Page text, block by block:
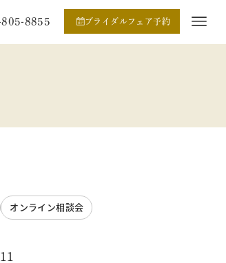
8855 ブライダルフェア予約
オンライン相談会